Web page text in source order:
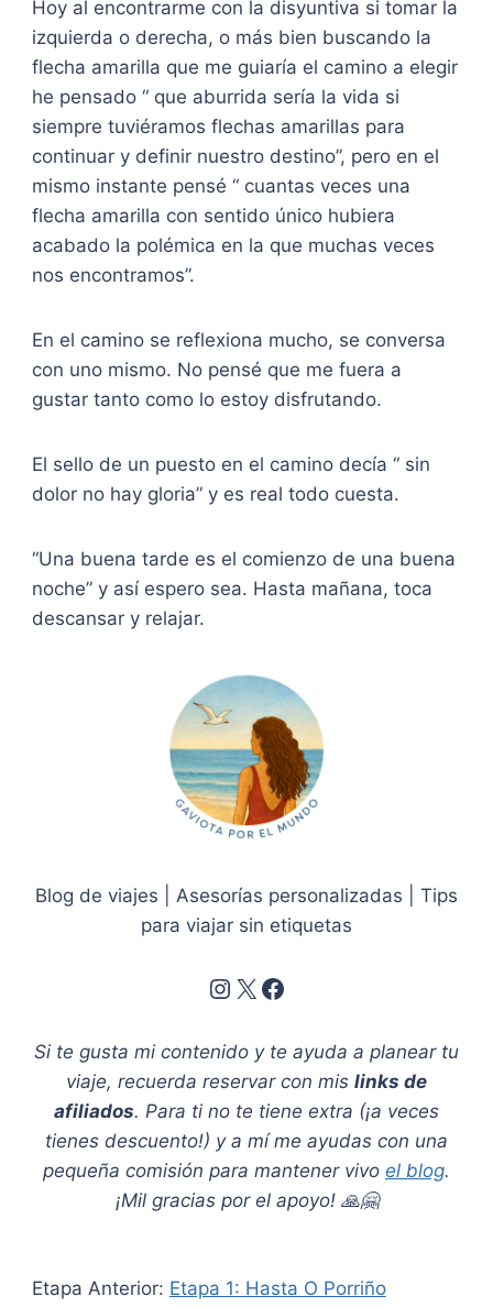
Hoy al encontrarme con la disyuntiva si tomar la
izquierda o derecha, o más bien buscando la
flecha amarilla que me guiaría el camino a elegir
he pensado “ que aburrida sería la vida si
siempre tuviéramos flechas amarillas para
continuar y definir nuestro destino”, pero en el
mismo instante pensé “ cuantas veces una
flecha amarilla con sentido único hubiera
acabado la polémica en la que muchas veces
nos encontramos”.
En el camino se reflexiona mucho, se conversa
con uno mismo. No pensé que me fuera a
gustar tanto como lo estoy disfrutando.
El sello de un puesto en el camino decía “ sin
dolor no hay gloria” y es real todo cuesta.
“Una buena tarde es el comienzo de una buena
noche” y así espero sea. Hasta mañana, toca
descansar y relajar.
Blog de viajes | Asesorías personalizadas | Tips
para viajar sin etiquetas
Instagram X Facebook
Si te gusta mi contenido y te ayuda a planear tu
viaje, recuerda reservar con mis links de
afiliados. Para ti no te tiene extra (¡a veces
tienes descuento!) y a mí me ayudas con una
pequeña comisión para mantener vivo el blog.
¡Mil gracias por el apoyo! 🙏🤗
Etapa Anterior: Etapa 1: Hasta O Porriño